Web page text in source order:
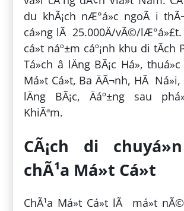
du khÃ¡ch nÆ°á»c ngoÃ i
cá»ng lÃ 25.000Ä/vÃ©/lÆ°á»£t.
cá»t náº±m cáº¡nh khu di tÃ­ch
Tá»ch â lÄng BÃ¡c Há»,
Má»t Cá»t, Ba ÄÃ¬nh, HÃ
lÄng BÃ¡c, Äáº±ng sau
KhiÃªm.
CÃ¡ch di chuyá»n
chÃ¹a Má»t Cá»t
ChÃ¹a Má»t Cá»t lÃ má»t nÃ©t